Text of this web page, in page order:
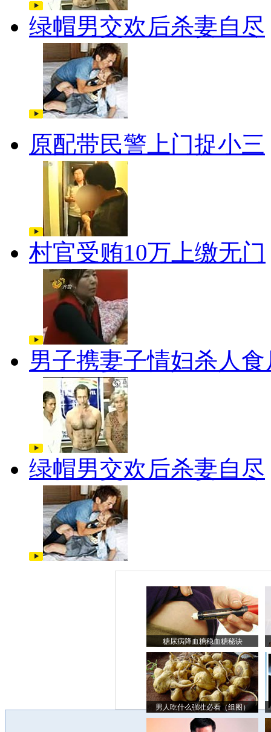
绿帽男交欢后杀妻自尽
原配带民警上门捉小三
村官受贿10万上缴无门
男子携妻子情妇杀人食
绿帽男交欢后杀妻自尽
糖尿病降血糖稳血糖秘诀
男人吃什么强壮必看（组图）